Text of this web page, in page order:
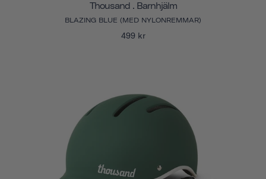
Thousand . Barnhjälm
BLAZING BLUE (MED NYLONREMMAR)
499 kr